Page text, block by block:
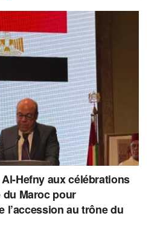
Hefny aux célébrations
du Maroc pour
l’accession au trône du